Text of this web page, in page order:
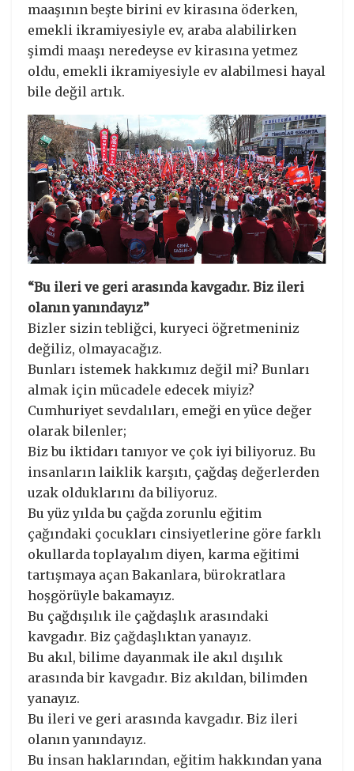
maaşının beşte birini ev kirasına öderken,
emekli ikramiyesiyle ev, araba alabilirken
şimdi maaşı neredeyse ev kirasına yetmez
oldu, emekli ikramiyesiyle ev alabilmesi hayal
bile değil artık.
“Bu ileri ve geri arasında kavgadır. Biz ileri
olanın yanındayız”
Bizler sizin tebliğci, kuryeci öğretmeniniz
değiliz, olmayacağız.
Bunları istemek hakkımız değil mi? Bunları
almak için mücadele edecek miyiz?
Cumhuriyet sevdalıları, emeği en yüce değer
olarak bilenler;
Biz bu iktidarı tanıyor ve çok iyi biliyoruz. Bu
insanların laiklik karşıtı, çağdaş değerlerden
uzak olduklarını da biliyoruz.
Bu yüz yılda bu çağda zorunlu eğitim
çağındaki çocukları cinsiyetlerine göre farklı
okullarda toplayalım diyen, karma eğitimi
tartışmaya açan Bakanlara, bürokratlara
hoşgörüyle bakamayız.
Bu çağdışılık ile çağdaşlık arasındaki
kavgadır. Biz çağdaşlıktan yanayız.
Bu akıl, bilime dayanmak ile akıl dışılık
arasında bir kavgadır. Biz akıldan, bilimden
yanayız.
Bu ileri ve geri arasında kavgadır. Biz ileri
olanın yanındayız.
Bu insan haklarından, eğitim hakkından yana